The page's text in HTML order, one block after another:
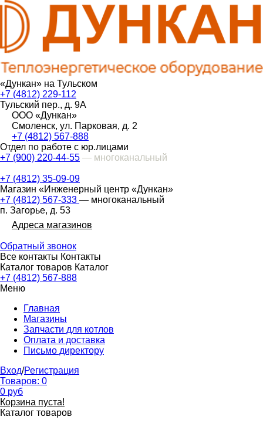
«Дункан» на Тульском
+7 (4812) 229-112
Тульский пер., д. 9А
ООО «Дункан»
Смоленск, ул. Парковая, д. 2
+7 (4812) 567-888
Отдел по работе с юр.лицами
+7 (900) 220-44-55 — многоканальный
+7 (4812) 35-09-09
Магазин «Инженерный центр «Дункан»
+7 (4812) 567-333 — многоканальный
п. Загорье, д. 53
Адреса магазинов
Обратный звонок
Все контакты Контакты
Каталог товаров Каталог
+7 (4812) 567-888
Меню
Главная
Магазины
Запчасти для котлов
Оплата и доставка
Письмо директору
Вход/Регистрация
Товаров: 0
0 руб
Корзина пуста!
Каталог товаров